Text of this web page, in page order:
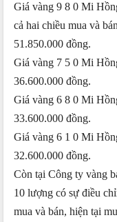
Giá vàng 9 8 0 Mi
cả hai chiều mua và
51.850.000 đồng.
Giá vàng 7 5 0 Mi
36.600.000 đồng.
Giá vàng 6 8 0 Mi
33.600.000 đồng.
Giá vàng 6 1 0 Mi
32.600.000 đồng.
Còn tại Công ty vàng
10 lượng có sự điều
mua và bán, hiện tại